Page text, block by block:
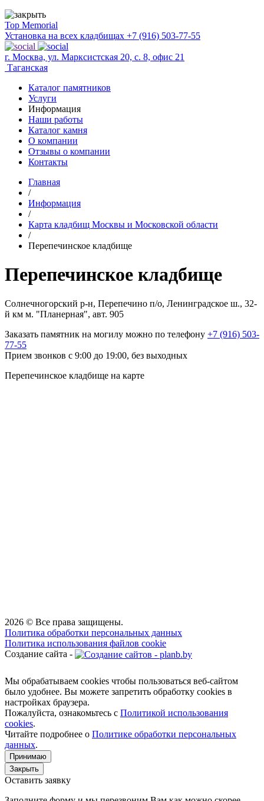
Top Memorial
Установка на всех кладбищах +7 (916) 503-77-55
г. Москва, ул. Марксистская 20, с. 8, офис 21
Таганская
Каталог памятников
Услуги
Информация
Наши работы
Каталог камня
О компании
Отзывы о компании
Контакты
Главная
/
Информация
/
Карта кладбищ Москвы и Московской области
/
Перепечинское кладбище
Перепечинское кладбище
Солнечногорский р-н, Перепечино п/о, Ленинградское ш., 32-
й км м. "Планерная", авт. 905
Заказать памятник на могилу можно по телефону +7 (916) 503-
77-55
Прием звонков с 9:00 до 19:00, без выходных
Перепечинское кладбище на карте
2026 © Все права защищены.
Политика обработки персональных данных
Политика использования файлов cookie
Создание сайта -
Мы обрабатываем cookies чтобы пользоваться веб-сайтом
было удобнее. Вы можете запретить обработку сookies в
настройках браузера.
Пожалуйста, ознакомьтесь с Политикой использования
cookies.
Читайте подробнее о Политике обработки персональных
данных.
Принимаю
Закрыть
Оставить заявку